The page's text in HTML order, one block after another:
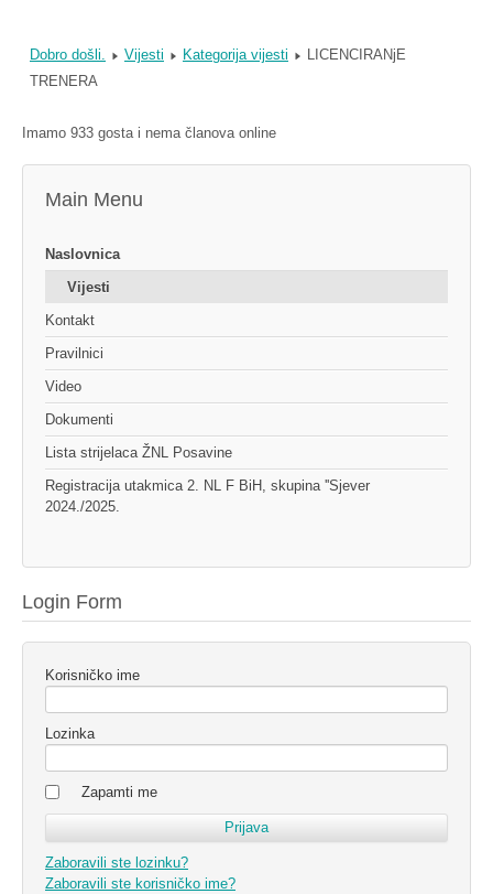
Dobro došli. Vijesti Kategorija vijesti
LICENCIRANjE
TRENERA
Imamo 933 gosta i nema članova online
Main Menu
Naslovnica
Vijesti
Kontakt
Pravilnici
Video
Dokumenti
Lista strijelaca ŽNL Posavine
Registracija utakmica 2. NL F BiH, skupina ''Sjever
2024./2025.
Login Form
Korisničko ime
Lozinka
Zapamti me
Zaboravili ste lozinku?
Zaboravili ste korisničko ime?